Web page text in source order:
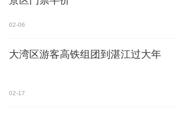
02-06
大湾区游客高铁组团到湛江过大年
02-17